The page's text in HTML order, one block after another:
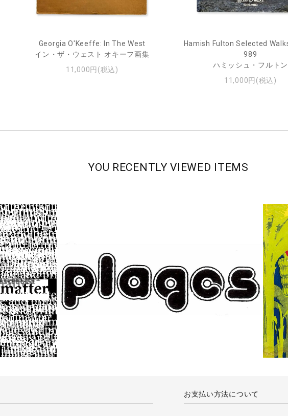
Georgia O'Keeffe: In The West
イン・ザ・ウェスト オキーフ画集
11,000円(税込)
Hamish Fulton Selected
989
ハミッシュ・フルトン
11,000円(税込)
YOU RECENTLY VIEWED ITEMS
お支払い方法について